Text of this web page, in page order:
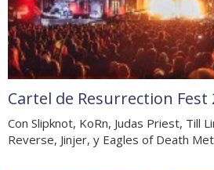
Cartel de Resurrection Fest
Con Slipknot, KoRn, Judas Priest, Till
Reverse, Jinjer, y Eagles of Death